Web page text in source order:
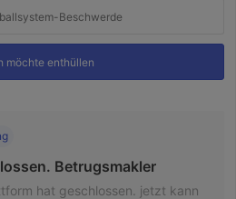
Beschwerde
möchte enthüllen
hat geschlossen. jetzt kann